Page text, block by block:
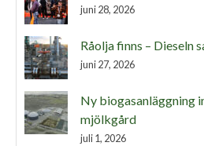
juni 28, 2026
Råolja finns – Dieseln
juni 27, 2026
Ny biogasanläggning
mjölkgård
juli 1, 2026